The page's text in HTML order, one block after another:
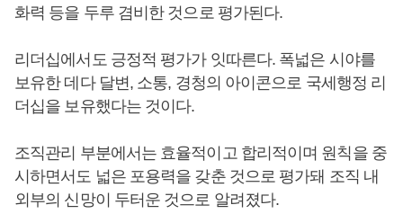
화력 등을 두루 겸비한 것으로 평가된다.
리더십에서도 긍정적 평가가 잇따른다. 폭넓은 시야를
보유한 데다 달변, 소통, 경청의 아이콘으로 국세행정 리
더십을 보유했다는 것이다.
조직관리 부분에서는 효율적이고 합리적이며 원칙을 중
시하면서도 넓은 포용력을 갖춘 것으로 평가돼 조직 내
외부의 신망이 두터운 것으로 알려졌다.